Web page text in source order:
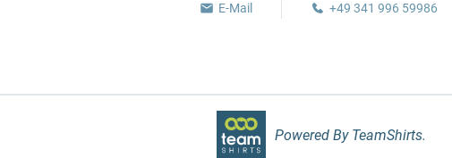
E-Mail
+49 341 996 59986
Powered By TeamShirts.